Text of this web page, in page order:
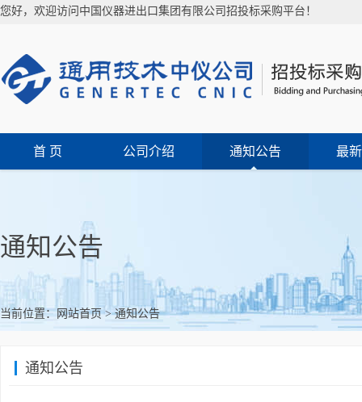
您好，欢迎访问中国仪器进出口集团有限公司招投标采购平台！
首 页 公司介绍 通知公告 最
通知公告
当前位置：网站首页>通知公告
通知公告